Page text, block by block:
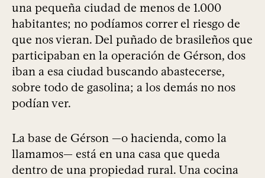
una pequeña ciudad de menos de 1.000
habitantes; no podíamos correr el riesgo de
que nos vieran. Del puñado de brasileños que
participaban en la operación de Gérson, dos
iban a esa ciudad buscando abastecerse,
sobre todo de gasolina; a los demás no nos
podían ver.
La base de Gérson —o hacienda, como la
llamamos— está en una casa que queda
dentro de una propiedad rural. Una cocina